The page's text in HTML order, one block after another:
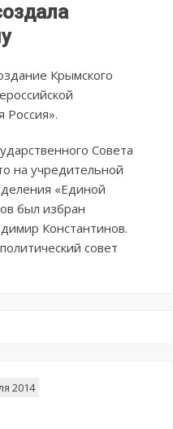
Крымского
Россия».
Совета
на учредительной
«Единой
был избран
Константинов.
совет
2014